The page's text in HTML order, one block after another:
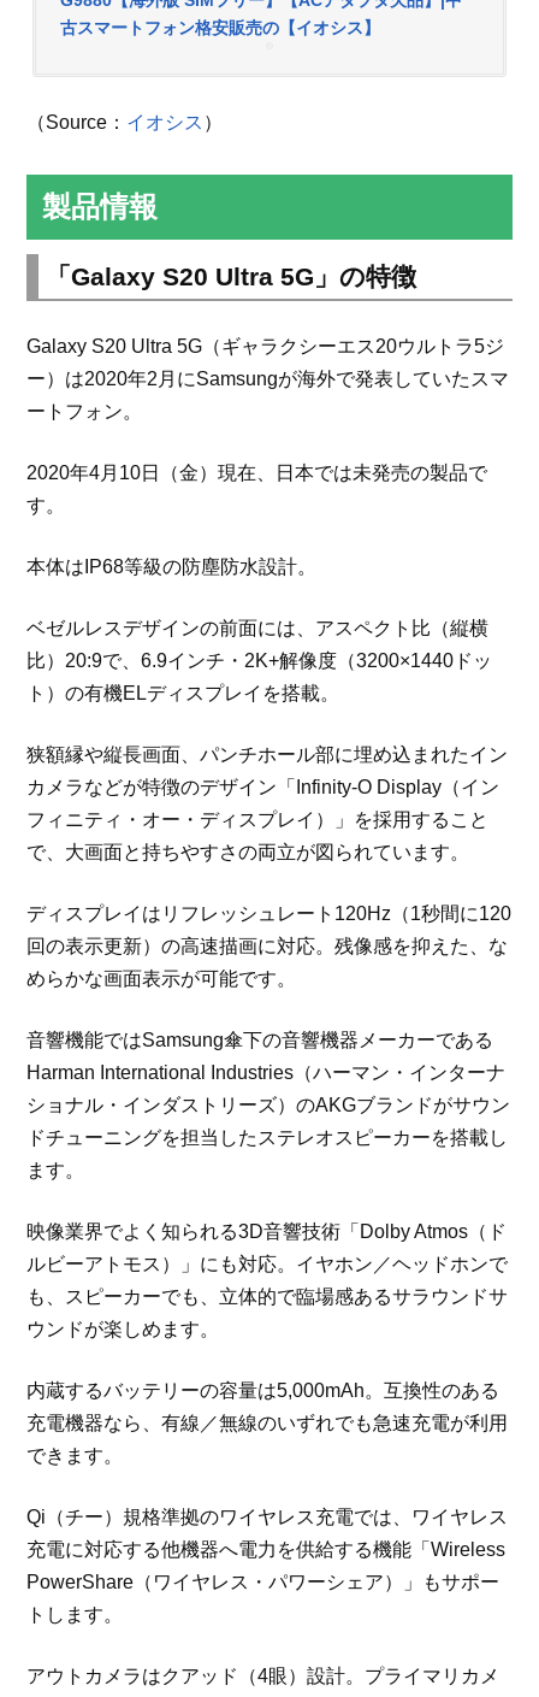
古スマートフォン格安販売の【イオシス】
（Source： イオシス ）
製品情報
「Galaxy S20 Ultra 5G」の特徴
Galaxy S20 Ultra 5G（ギャラクシーエス20ウルトラ5ジ
ー）は2020年2月にSamsungが海外で発表していたスマ
ートフォン。
2020年4月10日（金）現在、日本では未発売の製品で
す。
本体はIP68等級の防塵防水設計。
ベゼルレスデザインの前面には、アスペクト比（縦横
比）20:9で、6.9インチ・2K+解像度（3200×1440ドッ
ト）の有機ELディスプレイを搭載。
狭額縁や縦長画面、パンチホール部に埋め込まれたイン
カメラなどが特徴のデザイン「Infinity-O Display（イン
フィニティ・オー・ディスプレイ）」を採用すること
で、大画面と持ちやすさの両立が図られています。
ディスプレイはリフレッシュレート120Hz（1秒間に120
回の表示更新）の高速描画に対応。残像感を抑えた、な
めらかな画面表示が可能です。
音響機能ではSamsung傘下の音響機器メーカーである
Harman International Industries（ハーマン・インターナ
ショナル・インダストリーズ）のAKGブランドがサウン
ドチューニングを担当したステレオスピーカーを搭載し
ます。
映像業界でよく知られる3D音響技術「Dolby Atmos（ド
ルビーアトモス）」にも対応。イヤホン／ヘッドホンで
も、スピーカーでも、立体的で臨場感あるサラウンドサ
ウンドが楽しめます。
内蔵するバッテリーの容量は5,000mAh。互換性のある
充電機器なら、有線／無線のいずれでも急速充電が利用
できます。
Qi（チー）規格準拠のワイヤレス充電では、ワイヤレス
充電に対応する他機器へ電力を供給する機能「Wireless
PowerShare（ワイヤレス・パワーシェア）」もサポー
トします。
アウトカメラはクアッド（4眼）設計。プライマリカメ